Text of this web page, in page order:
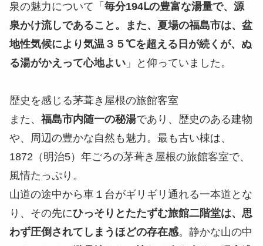
泉の魅力について「 毎分194Ⅼの豊富な湯量で、源
泉かけ流しであること。また、夏場の福島市は、盆
地性気候により気温３５℃を超える日が続くが、ぬ
る湯がかえって心地よい 」と仰っていました。
歴史を感じる茅葺き屋根の旅館客室
また、 福島市内随一の秘湯であり、歴史のある建物
や、周辺の豊かな自然も魅力。最も古い棟は、
1872（明治5）年ごろの茅葺き屋根の旅館客室で、
風情たっぷり。
山道の途中から車１台がギリギリ通れる一本道とな
り、その先にひっそりとたたずむ旅館二階堂は、思
わず圧倒されてしまうほどの存在感。静かな山の中